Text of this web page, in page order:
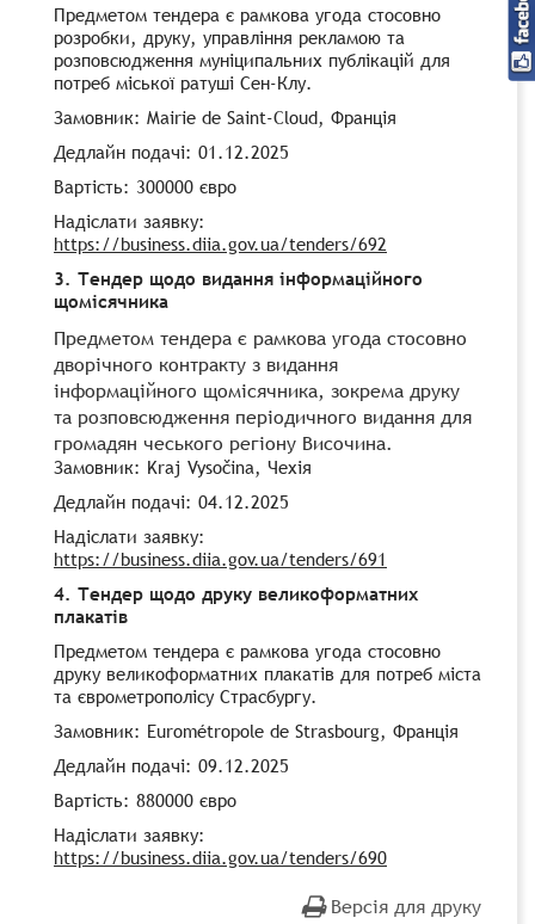
Предметом тендера є рамкова угода стосовно
розробки, друку, управління рекламою та
розповсюдження муніципальних публікацій для
потреб міської ратуші Сен-Клу.
Замовник: Mairie de Saint-Cloud, Франція
Дедлайн подачі: 01.12.2025
Вартість: 300000 євро
Надіслати заявку:
https://business.diia.gov.ua/tenders/692
3. Тендер щодо видання інформаційного
щомісячника
Предметом тендера є рамкова угода стосовно
дворічного контракту з видання
інформаційного щомісячника, зокрема друку
та розповсюдження періодичного видання для
громадян чеського регіону Височина.
Замовник: Kraj Vysočina, Чехія
Дедлайн подачі: 04.12.2025
Надіслати заявку:
https://business.diia.gov.ua/tenders/691
4. Тендер щодо друку великоформатних
плакатів
Предметом тендера є рамкова угода стосовно
друку великоформатних плакатів для потреб міста
та єврометрополісу Страсбургу.
Замовник: Eurométropole de Strasbourg, Франція
Дедлайн подачі: 09.12.2025
Вартість: 880000 євро
Надіслати заявку:
https://business.diia.gov.ua/tenders/690
Версія для друку